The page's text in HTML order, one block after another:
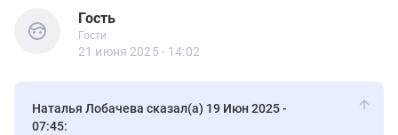
Гость
Гость
Гости
Гости
21 июня 2025 - 14:02
Наталья Лобачева сказал(а) 19 Июн 2025 -
07:45: